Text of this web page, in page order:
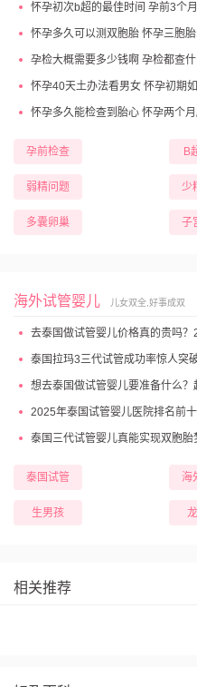
怀孕初次b超的最佳时间 孕前3个
怀孕多久可以测双胞胎 怀孕三胞
孕检大概需要多少钱啊 孕检都查
怀孕40天土办法看男女 怀孕初期
怀孕多久能检查到胎心 怀孕两个
孕前检查 B
弱精问题 少
多囊卵巢 子
海外试管婴儿 儿女双全,好事成双
去泰国做试管婴儿价格真的贵吗
泰国拉玛3三代试管成功率惊人突破：
想去泰国做试管婴儿要准备什么
2025年泰国试管婴儿医院排名前
泰国三代试管婴儿真能实现双胞
泰国试管 海
生男孩
相关推荐